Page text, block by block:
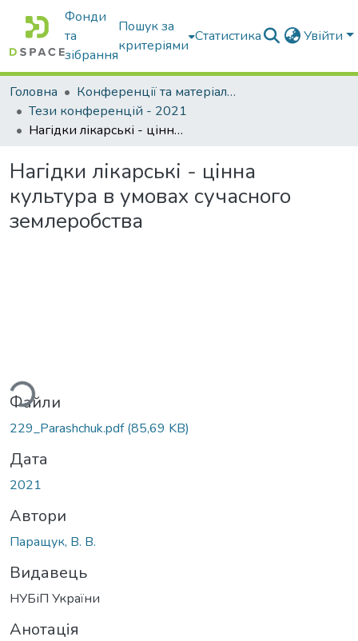
Фонди
та
зібрання
Пошук за
критеріями
Статистика Увійти
Головна
Конференції та матеріали конференцій
Тези конференцій - 2021
Нагідки лікарські - цінна культура в умовах сучасного землеробства
Нагідки лікарські - цінна
культура в умовах сучасного
землеробства
Файли
229_Parashchuk.pdf(85,69 KB)
Дата
2021
Автори
Паращук, В. В.
Видавець
НУБіП України
Анотація